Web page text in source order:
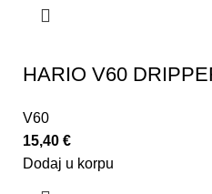
HARIO V60
V60
15,40 €
Dodaj u korpu